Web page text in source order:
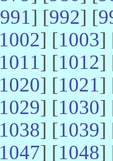
991] [992] [
1002] [1003]
1011] [1012]
1020] [1021]
1029] [1030]
1038] [1039]
1047] [1048]